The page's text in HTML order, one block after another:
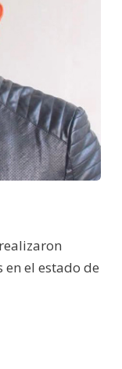
el estado de